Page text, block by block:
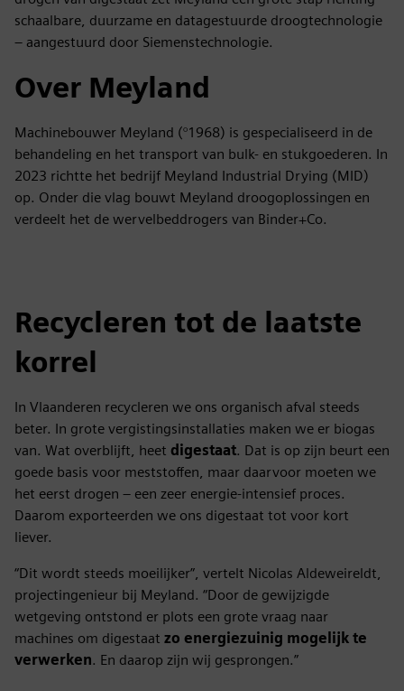
schaalbare, duurzame en datagestuurde droogtechnologie
– aangestuurd door Siemenstechnologie.
Over Meyland
Machinebouwer Meyland (°1968) is gespecialiseerd in de
behandeling en het transport van bulk- en stukgoederen. In
2023 richtte het bedrijf Meyland Industrial Drying (MID)
op. Onder die vlag bouwt Meyland droogoplossingen en
verdeelt het de wervelbeddrogers van Binder+Co.
Recycleren tot de laatste
korrel
In Vlaanderen recycleren we ons organisch afval steeds
beter. In grote vergistingsinstallaties maken we er biogas
van. Wat overblijft, heet digestaat. Dat is op zijn beurt een
goede basis voor meststoffen, maar daarvoor moeten we
het eerst drogen – een zeer energie-intensief proces.
Daarom exporteerden we ons digestaat tot voor kort
liever.
“Dit wordt steeds moeilijker”, vertelt Nicolas Aldeweireldt,
projectingenieur bij Meyland. “Door de gewijzigde
wetgeving ontstond er plots een grote vraag naar
machines om digestaat zo energiezuinig mogelijk te
verwerken. En daarop zijn wij gesprongen.”